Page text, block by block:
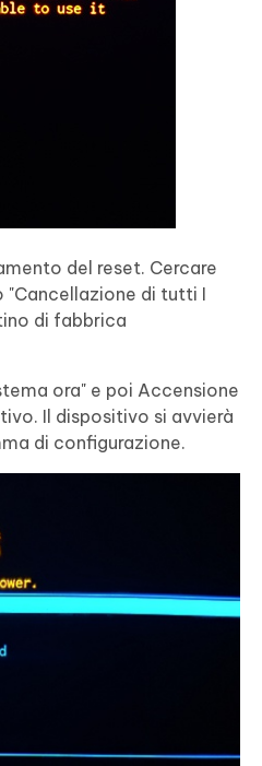
del reset. Cercare
"Cancellazione di tutti I
di fabbrica
ora" e poi Accensione
Il dispositivo si avvierà
di configurazione.